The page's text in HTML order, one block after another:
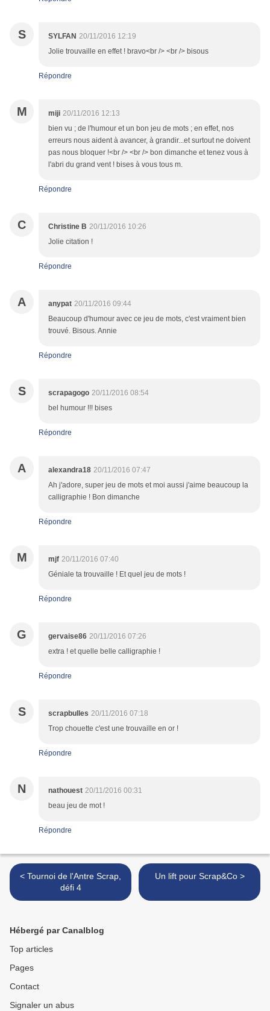
S SYLFAN 20/11/2016 12:19
Jolie trouvaille en effet ! bravo<br /> <br /> bisous
Répondre
M miji 20/11/2016 12:13
bien vu ; de l'humour et un bon jeu de mots ; en effet, nos
erreurs nous aident à avancer, à grandir...et surtout ne doivent
pas nous bloquer !<br /> <br /> bon dimanche et tenez vous à
l'abri du grand vent ! bises à vous tous m.
Répondre
C Christine B 20/11/2016 10:26
Jolie citation !
Répondre
A anypat 20/11/2016 09:44
Beaucoup d'humour avec ce jeu de mots, c'est vraiment bien
trouvé. Bisous. Annie
Répondre
S scrapagogo 20/11/2016 08:54
bel humour !!! bises
Répondre
A alexandra18 20/11/2016 07:47
Ah j'adore, super jeu de mots et moi aussi j'aime beaucoup la
calligraphie ! Bon dimanche
Répondre
M mjf 20/11/2016 07:40
Géniale ta trouvaille ! Et quel jeu de mots !
Répondre
G gervaise86 20/11/2016 07:26
extra ! et quelle belle calligraphie !
Répondre
S scrapbulles 20/11/2016 07:18
Trop chouette c'est une trouvaille en or !
Répondre
N nathouest 20/11/2016 00:31
beau jeu de mot !
Répondre
< Tournoi de l'Antre Scrap,
défi 4
Un lift pour Scrap&Co >
Hébergé par Canalblog
Top articles
Pages
Contact
Signaler un abus